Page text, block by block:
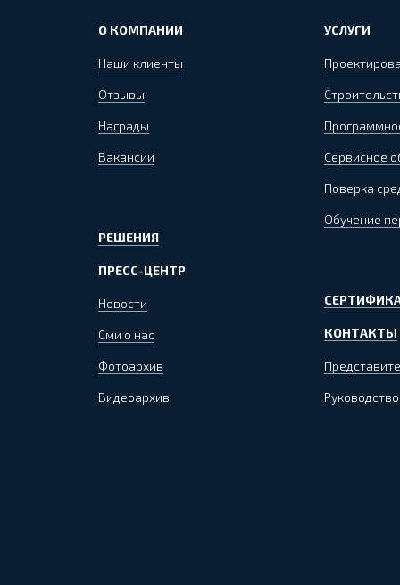
О КОМПАНИИ
Наши клиенты
Отзывы
Награды
Вакансии
РЕШЕНИЯ
ПРЕСС-ЦЕНТР
Новости
Сми о нас
Фотоархив
Видеоархив
УСЛУГИ
Сервисное
Поверка
Обучение
КОНТАКТЫ
Руководство